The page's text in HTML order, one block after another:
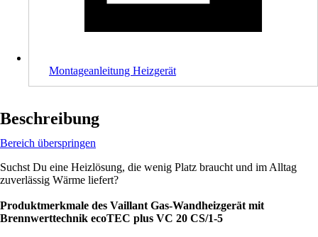
Montageanleitung Heizgerät
Beschreibung
Bereich überspringen
Suchst Du eine Heizlösung, die wenig Platz braucht und im Alltag
zuverlässig Wärme liefert?
Produktmerkmale des Vaillant Gas-Wandheizgerät mit
Brennwerttechnik ecoTEC plus VC 20 CS/1-5